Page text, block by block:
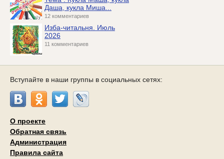
Даша, кукла Миша...
12 комментариев
Изба-читальня. Июль
2026
11 комментариев
Вступайте в наши группы в социальных сетях:
О проекте
Обратная связь
Администрация
Правила сайта